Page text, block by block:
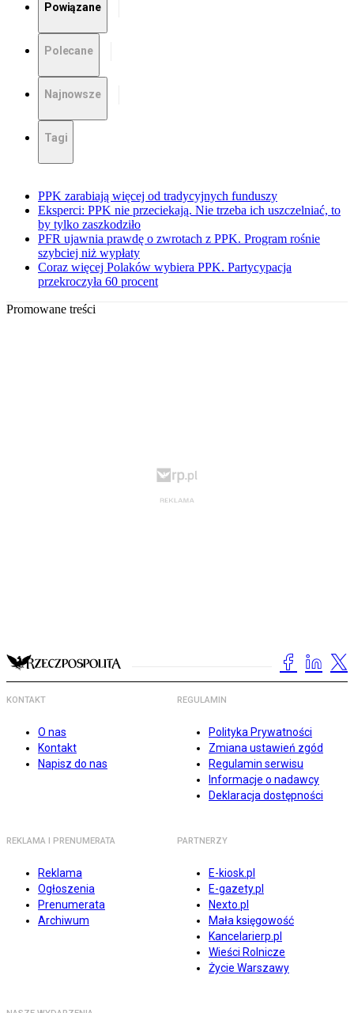
Powiązane
Polecane
Najnowsze
Tagi
PPK zarabiają więcej od tradycyjnych funduszy
Eksperci: PPK nie przeciekają. Nie trzeba ich uszczelniać, to
by tylko zaszkodziło
PFR ujawnia prawdę o zwrotach z PPK. Program rośnie
szybciej niż wypłaty
Coraz więcej Polaków wybiera PPK. Partycypacja
przekroczyła 60 procent
Promowane treści
KONTAKT
O nas
Kontakt
Napisz do nas
REGULAMIN
Polityka Prywatności
Zmiana ustawień zgód
Regulamin serwisu
Informacje o nadawcy
Deklaracja dostępności
REKLAMA I PRENUMERATA
Reklama
Ogłoszenia
Prenumerata
Archiwum
PARTNERZY
E-kiosk.pl
E-gazety.pl
Nexto.pl
Mała księgowość
Kancelarierp.pl
Wieści Rolnicze
Życie Warszawy